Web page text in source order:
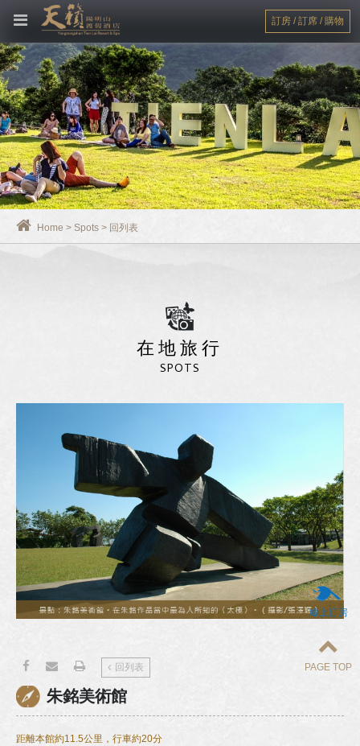
訂房 / 訂席 / 購物
Home > Spots > 回列表
在地旅行
SPOTS
回列表
朱銘美術館
距離本館約11.5公里，行車約20分
線上訂房
PAGE TOP